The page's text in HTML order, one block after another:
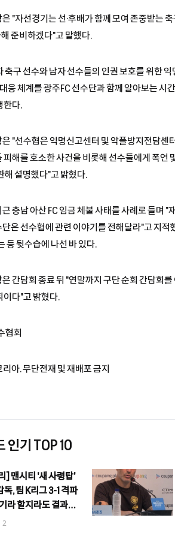
"자선경기는 선·후배가 함께 모여 존중받는
준비하겠다"고 말했다.
축구 선수와 남자 선수들의 인권 보호를 위한
응 체계를 광주FC 선수단과 함께 알아보는 시
한다.
"선수협은 익명신고센터 및 악플방지전담센
해를 호소한 사건을 비롯해 선수들에게 폭언
해 설명했다"고 밝혔다.
충남 아산 FC 임금 체불 사태를 사례로 들며
은 선수협에 관련 이야기를 전해달라"고 지적
등 뒷수습에 나선 바 있다.
간담회 종료 뒤 "연말까지 구단 순회 간담회
이다"고 밝혔다.
협회
. 무단전재 및 재배포 금지
인기 TOP 10
] 맨시티 '새 사령탑'
독, 팀 K리그 3-1 격파
라 할지라도 결과는
2